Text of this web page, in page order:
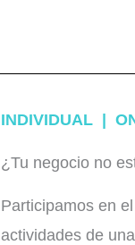
INDIVIDUAL |
¿Tu negocio no
Participamos en
actividades de